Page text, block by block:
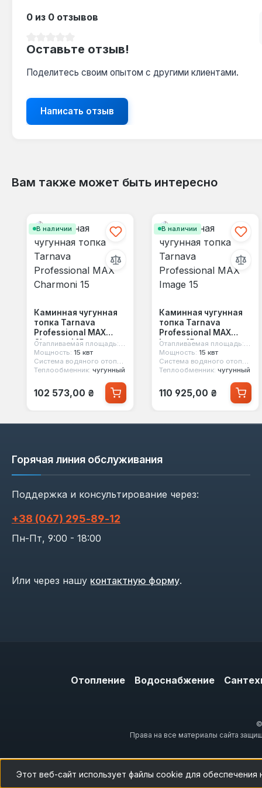
0 из 0 отзывов
Оставьте отзыв!
Поделитесь своим опытом с другими клиентами.
Написать отзыв
Вам также может быть интересно
В наличии
Каминная чугунная
топка Tarnava
Professional MAX
Charmoni 15
Отапливаемая площадь:150 м²
Мощность: 15 квт
Система водяного отопления:
Теплообменник: чугунный
Обычная цена:
102 573,00 ₴
В наличии
Каминная чугунная
топка Tarnava
Professional MAX
Image 15
Отапливаемая площадь:150
Мощность: 15 квт
Система водяного отопления:
Теплообменник: чугунный
Обычная цена:
110 925,00 ₴
Горячая линия обслуживания
Поддержка и консультирование через:
+38 (067) 295‑89‑12
Пн-Пт, 9:00 - 18:00
Или через нашу контактную форму.
Отопление Водоснабжение
Права на все материалы сайта
Этот веб-сайт использует файлы cookie для обеспечения